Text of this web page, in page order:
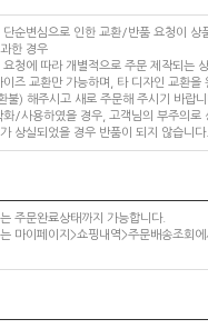
단순변심으로 인한 교환/반품 요청이 상
한 경우
요청에 따라 개별적으로 주문 제작되는
이즈 교환만 가능하며, 타 디자인 교환을
불) 해주시고 새로 주문해 주시기 바랍
화/사용하였을 경우, 고객님의 부주의로
상실되었을 경우 반품이 되지 않습니다.
주문완료상태까지 가능합니다.
마이페이지>쇼핑내역>주문배송조회에